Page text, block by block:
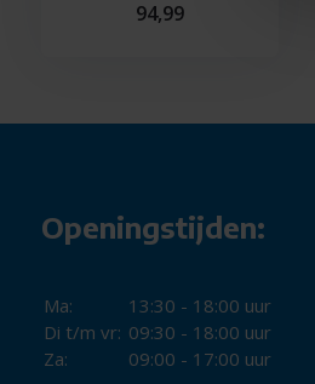
Compact met
94,99
Openingstijden:
Ma:
13:30 - 18:00 uur
Di t/m vr: 09:30 - 18:00 uur
Za:
09:00 - 17:00 uur